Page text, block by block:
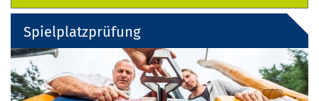
Spielplatzprüfung